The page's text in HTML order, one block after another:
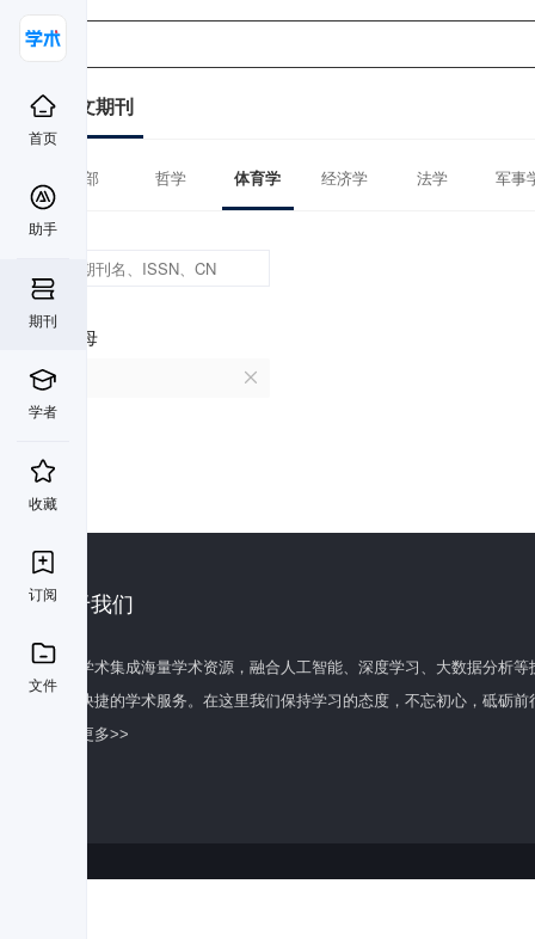
首页
助手
期刊
学者
收藏
订阅
文件
中文期刊
全部 哲学 体育学 经济学 法学 军事
首字母
I
关于我们
百度学术集成海量学术资源，融合人工智能、深度学习、大数据分析
全面快捷的学术服务。在这里我们保持学习的态度，不忘初心，砥砺前
了解更多>>